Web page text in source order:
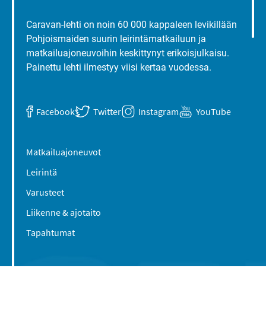
Caravan-lehti on noin 60 000 kappaleen levikillään
Pohjoismaiden suurin leirintämatkailuun ja
matkailuajoneuvoihin keskittynyt erikoisjulkaisu.
Painettu lehti ilmestyy viisi kertaa vuodessa.
Facebook Twitter Instagram YouTube
Matkailuajoneuvot
Leirintä
Varusteet
Liikenne & ajotaito
Tapahtumat